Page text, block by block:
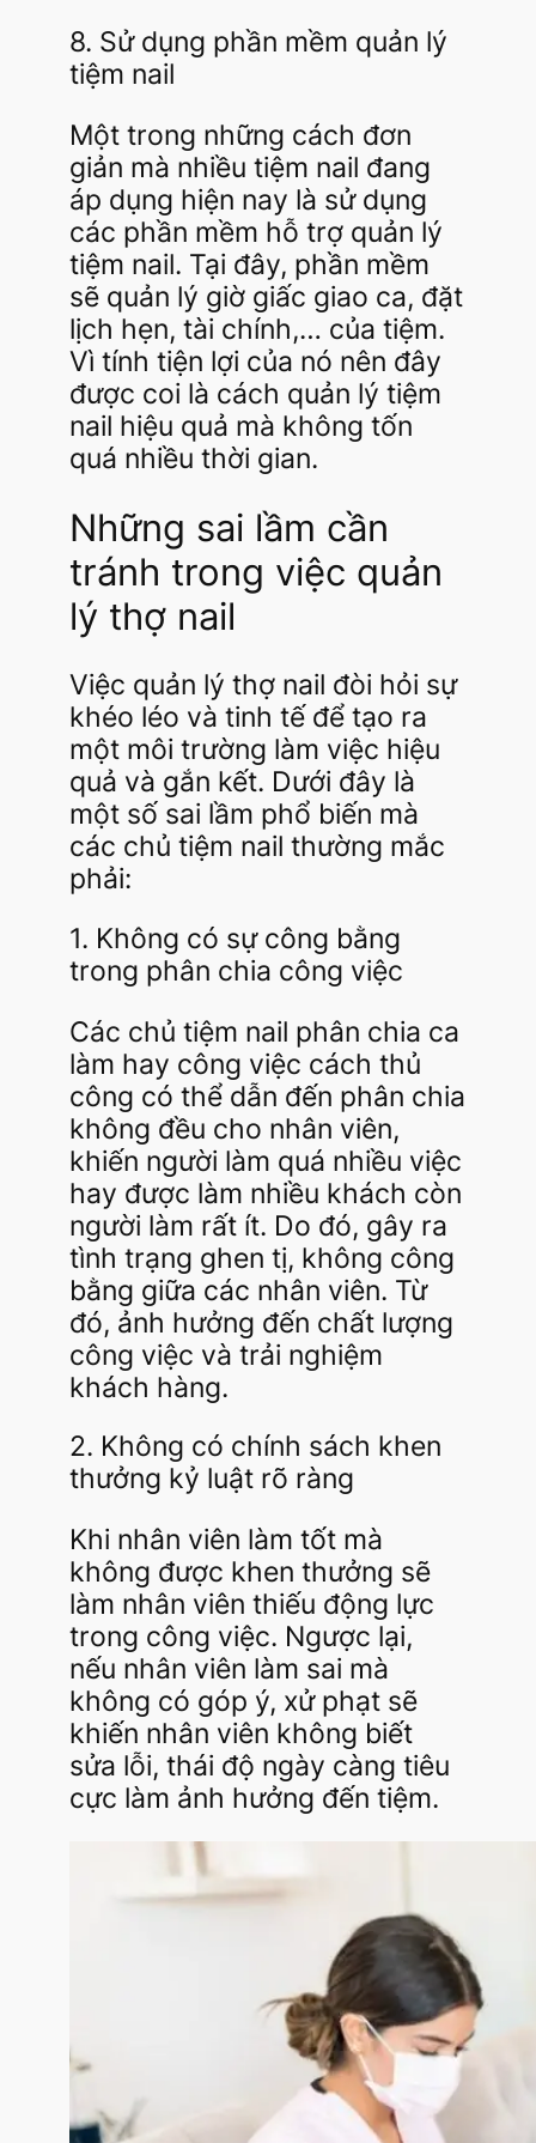
8. Sử dụng phần mềm quản lý
tiệm nail
Một trong những cách đơn
giản mà nhiều tiệm nail đang
áp dụng hiện nay là sử dụng
các phần mềm hỗ trợ quản lý
tiệm nail. Tại đây, phần mềm
sẽ quản lý giờ giấc giao ca, đặt
lịch hẹn, tài chính,… của tiệm.
Vì tính tiện lợi của nó nên đây
được coi là cách quản lý tiệm
nail hiệu quả mà không tốn
quá nhiều thời gian.
Những sai lầm cần
tránh trong việc quản
lý thợ nail
Việc quản lý thợ nail đòi hỏi sự
khéo léo và tinh tế để tạo ra
một môi trường làm việc hiệu
quả và gắn kết. Dưới đây là
một số sai lầm phổ biến mà
các chủ tiệm nail thường mắc
phải:
1. Không có sự công bằng
trong phân chia công việc
Các chủ tiệm nail phân chia ca
làm hay công việc cách thủ
công có thể dẫn đến phân chia
không đều cho nhân viên,
khiến người làm quá nhiều việc
hay được làm nhiều khách còn
người làm rất ít. Do đó, gây ra
tình trạng ghen tị, không công
bằng giữa các nhân viên. Từ
đó, ảnh hưởng đến chất lượng
công việc và trải nghiệm
khách hàng.
2. Không có chính sách khen
thưởng kỷ luật rõ ràng
Khi nhân viên làm tốt mà
không được khen thưởng sẽ
làm nhân viên thiếu động lực
trong công việc. Ngược lại,
nếu nhân viên làm sai mà
không có góp ý, xử phạt sẽ
khiến nhân viên không biết
sửa lỗi, thái độ ngày càng tiêu
cực làm ảnh hưởng đến tiệm.